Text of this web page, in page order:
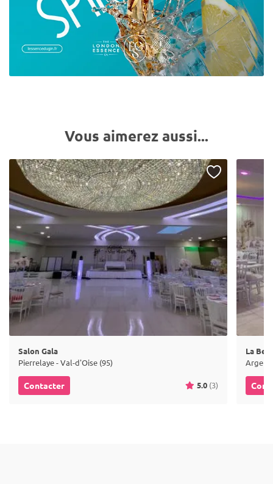
Vous aimerez aussi...
Salon Gala
Pierrelaye - Val-d'Oise (95)
Contacter 5.0 (3)
La